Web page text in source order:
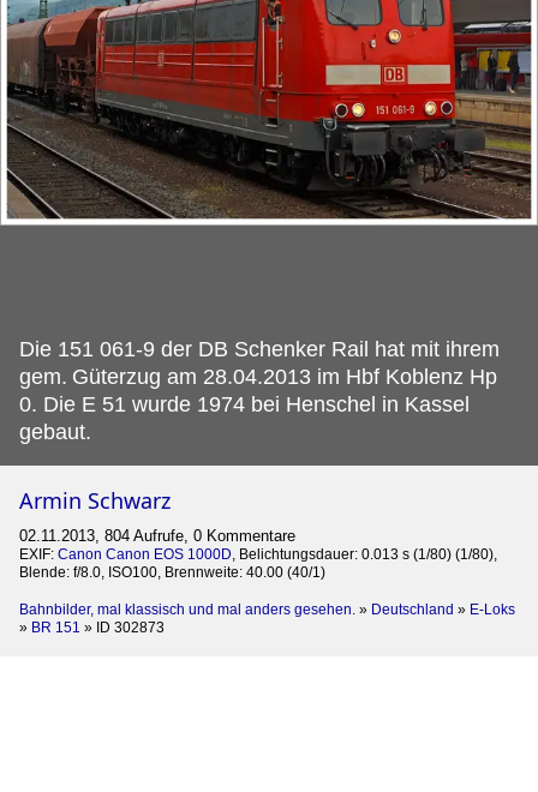
Die 151 061-9 der DB Schenker Rail hat mit ihrem
gem. Güterzug am 28.04.2013 im Hbf Koblenz Hp
0. Die E 51 wurde 1974 bei Henschel in Kassel
gebaut.
Armin Schwarz
02.11.2013, 804 Aufrufe, 0 Kommentare
EXIF: Canon Canon EOS 1000D, Belichtungsdauer: 0.013 s (1/80) (1/80),
Blende: f/8.0, ISO100, Brennweite: 40.00 (40/1)
Bahnbilder, mal klassisch und mal anders gesehen. » Deutschland » E-Loks
» BR 151 » ID 302873